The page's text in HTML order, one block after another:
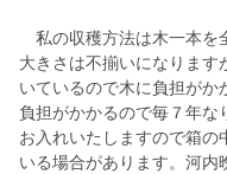
私の収穫方法は木一本を
大きさは不揃いになります
いているので木に負担がか
負担がかかるので毎７年な
お入れいたしますので箱の
いる場合があります。河内